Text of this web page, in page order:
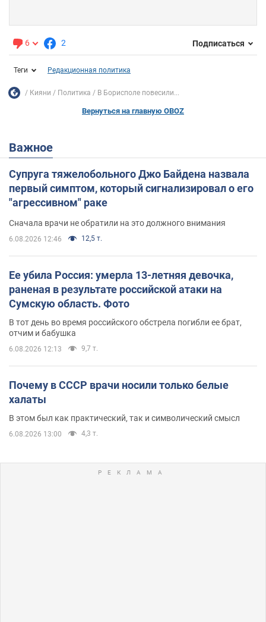
6 2 Подписаться
Теги Редакционная политика
Кияни Политика В Борисполе повесили...
Вернуться на главную OBOZ
Важное
Супруга тяжелобольного Джо Байдена назвала
первый симптом, который сигнализировал о его
"агрессивном" раке
Сначала врачи не обратили на это должного внимания
6.08.2026 12:46 12,5 т.
Ее убила Россия: умерла 13-летняя девочка,
раненая в результате российской атаки на
Сумскую область. Фото
В тот день во время российского обстрела погибли ее брат,
отчим и бабушка
6.08.2026 12:13 9,7 т.
Почему в СССР врачи носили только белые
халаты
В этом был как практический, так и символический смысл
6.08.2026 13:00 4,3 т.